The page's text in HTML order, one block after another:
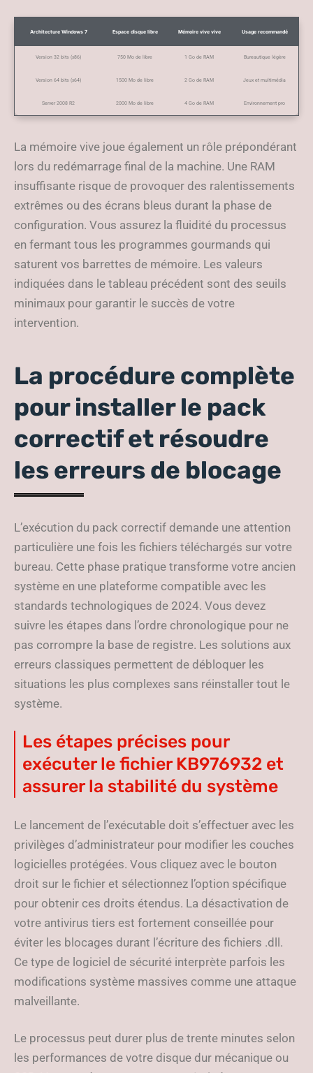
Architecture Windows 7 Espace disque libre Mémoire vive vive Usage recommandé
Version 32 bits (x86) 750 Mo de libre 1 Go de RAM Bureautique légère
Version 64 bits (x64) 1500 Mo de libre 2 Go de RAM Jeux et multimédia
Server 2008 R2 2000 Mo de libre 4 Go de RAM Environnement pro
La mémoire vive joue également un rôle prépondérant
lors du redémarrage final de la machine. Une RAM
insuffisante risque de provoquer des ralentissements
extrêmes ou des écrans bleus durant la phase de
configuration. Vous assurez la fluidité du processus
en fermant tous les programmes gourmands qui
saturent vos barrettes de mémoire. Les valeurs
indiquées dans le tableau précédent sont des seuils
minimaux pour garantir le succès de votre
intervention.
La procédure complète
pour installer le pack
correctif et résoudre
les erreurs de blocage
L’exécution du pack correctif demande une attention
particulière une fois les fichiers téléchargés sur votre
bureau. Cette phase pratique transforme votre ancien
système en une plateforme compatible avec les
standards technologiques de 2024. Vous devez
suivre les étapes dans l’ordre chronologique pour ne
pas corrompre la base de registre. Les solutions aux
erreurs classiques permettent de débloquer les
situations les plus complexes sans réinstaller tout le
système.
Les étapes précises pour
exécuter le fichier KB976932 et
assurer la stabilité du système
Le lancement de l’exécutable doit s’effectuer avec les
privilèges d’administrateur pour modifier les couches
logicielles protégées. Vous cliquez avec le bouton
droit sur le fichier et sélectionnez l’option spécifique
pour obtenir ces droits étendus. La désactivation de
votre antivirus tiers est fortement conseillée pour
éviter les blocages durant l’écriture des fichiers .dll.
Ce type de logiciel de sécurité interprète parfois les
modifications système massives comme une attaque
malveillante.
Le processus peut durer plus de trente minutes selon
les performances de votre disque dur mécanique ou